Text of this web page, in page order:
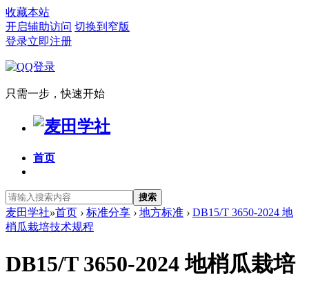
收藏本站
开启辅助访问 切换到窄版
登录立即注册
只需一步，快速开始
首页
搜索
麦田学社»首页 › 标准分享 › 地方标准 › DB15/T 3650-2024 地
梢瓜栽培技术规程
DB15/T 3650-2024 地梢瓜栽培